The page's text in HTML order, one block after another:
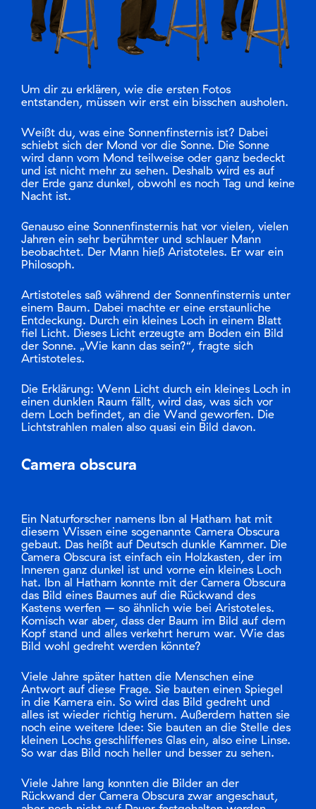
Um dir zu erklären, wie die ersten Fotos
entstanden, müssen wir erst ein bisschen ausholen.
Weißt du, was eine Sonnenfinsternis ist? Dabei
schiebt sich der Mond vor die Sonne. Die Sonne
wird dann vom Mond teilweise oder ganz bedeckt
und ist nicht mehr zu sehen. Deshalb wird es auf
der Erde ganz dunkel, obwohl es noch Tag und keine
Nacht ist.
Genauso eine Sonnenfinsternis hat vor vielen, vielen
Jahren ein sehr berühmter und schlauer Mann
beobachtet. Der Mann hieß Aristoteles. Er war ein
Philosoph.
Artistoteles saß während der Sonnenfinsternis unter
einem Baum. Dabei machte er eine erstaunliche
Entdeckung. Durch ein kleines Loch in einem Blatt
fiel Licht. Dieses Licht erzeugte am Boden ein Bild
der Sonne. „Wie kann das sein?“, fragte sich
Artistoteles.
Die Erklärung: Wenn Licht durch ein kleines Loch in
einen dunklen Raum fällt, wird das, was sich vor
dem Loch befindet, an die Wand geworfen. Die
Lichtstrahlen malen also quasi ein Bild davon.
Camera obscura
Ein Naturforscher namens Ibn al Hatham hat mit
diesem Wissen eine sogenannte Camera Obscura
gebaut. Das heißt auf Deutsch dunkle Kammer. Die
Camera Obscura ist einfach ein Holzkasten, der im
Inneren ganz dunkel ist und vorne ein kleines Loch
hat. Ibn al Hatham konnte mit der Camera Obscura
das Bild eines Baumes auf die Rückwand des
Kastens werfen – so ähnlich wie bei Aristoteles.
Komisch war aber, dass der Baum im Bild auf dem
Kopf stand und alles verkehrt herum war. Wie das
Bild wohl gedreht werden könnte?
Viele Jahre später hatten die Menschen eine
Antwort auf diese Frage. Sie bauten einen Spiegel
in die Kamera ein. So wird das Bild gedreht und
alles ist wieder richtig herum. Außerdem hatten sie
noch eine weitere Idee: Sie bauten an die Stelle des
kleinen Lochs geschliffenes Glas ein, also eine Linse.
So war das Bild noch heller und besser zu sehen.
Viele Jahre lang konnten die Bilder an der
Rückwand der Camera Obscura zwar angeschaut,